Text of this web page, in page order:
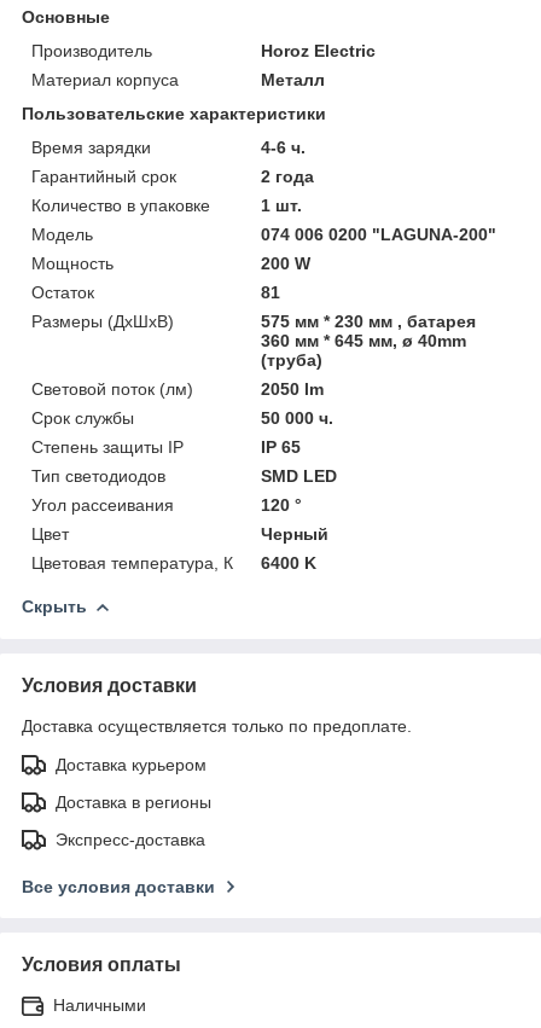
Основные
Производитель
Horoz Electric
Материал корпуса
Металл
Пользовательские характеристики
Время зарядки
4-6 ч.
Гарантийный срок
2 года
Количество в упаковке
1 шт.
Модель
074 006 0200 "LAGUNA-200"
Мощность
200 W
Остаток
81
Размеры (ДхШхВ)
575 мм * 230 мм , батарея
360 мм * 645 мм, ø 40mm
(труба)
Световой поток (лм)
2050 lm
Срок службы
50 000 ч.
Степень защиты IP
IP 65
Тип светодиодов
SMD LED
Угол рассеивания
120 °
Цвет
Черный
Цветовая температура, К
6400 K
Скрыть
Условия доставки
Доставка осуществляется только по предоплате.
Доставка курьером
Доставка в регионы
Экспресс-доставка
Все условия доставки
Условия оплаты
Наличными